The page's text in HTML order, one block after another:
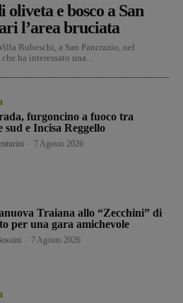
e bosco a San
l’area bruciata
Rubeschi, a San Pancrazio, nel
ha interessato una...
furgoncino a fuoco tra
sud e Incisa Reggello
7 Agosto 2026
Traiana allo “Zecchini” di
per una gara amichevole
7 Agosto 2026